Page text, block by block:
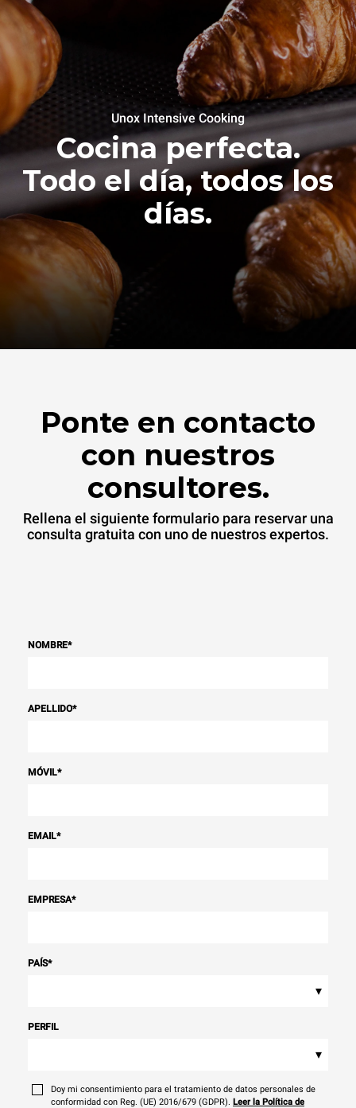
Unox Intensive Cooking
Cocina perfecta.
Todo el día, todos los
días.
Ponte en contacto
con nuestros
consultores.
Rellena el siguiente formulario para reservar una
consulta gratuita con uno de nuestros expertos.
NOMBRE*
APELLIDO*
MÓVIL*
EMAIL*
EMPRESA*
PAÍS*
▾
PERFIL
▾
Doy mi consentimiento para el tratamiento de datos personales de
conformidad con Reg. (UE) 2016/679 (GDPR). Leer la Política de